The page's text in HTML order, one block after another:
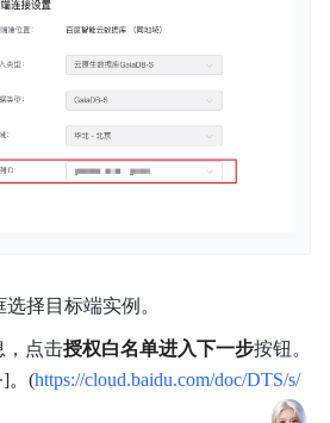
择目标端实例。
，点击授权白名单进入下一步按钮。
]。(https://cloud.baidu.com/doc/DTS/s/